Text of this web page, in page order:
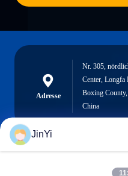
Adresse
Nr. 305,
Center, Longfa
Boxing
China
JinYi